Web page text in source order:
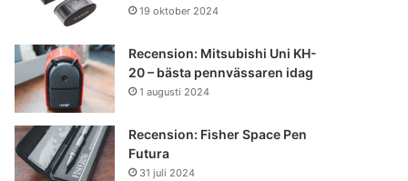
19 oktober 2024
Recension: Mitsubishi Uni KH-
20 – bästa pennvässaren idag
1 augusti 2024
Recension: Fisher Space Pen
Futura
31 juli 2024